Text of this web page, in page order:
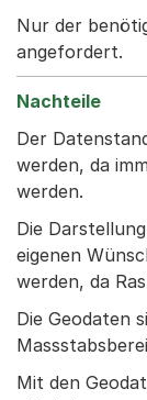
Nur der
angefordert.
Der
werden, da
werden.
Die
eigenen
werden, da
Die Geodaten
Mit den